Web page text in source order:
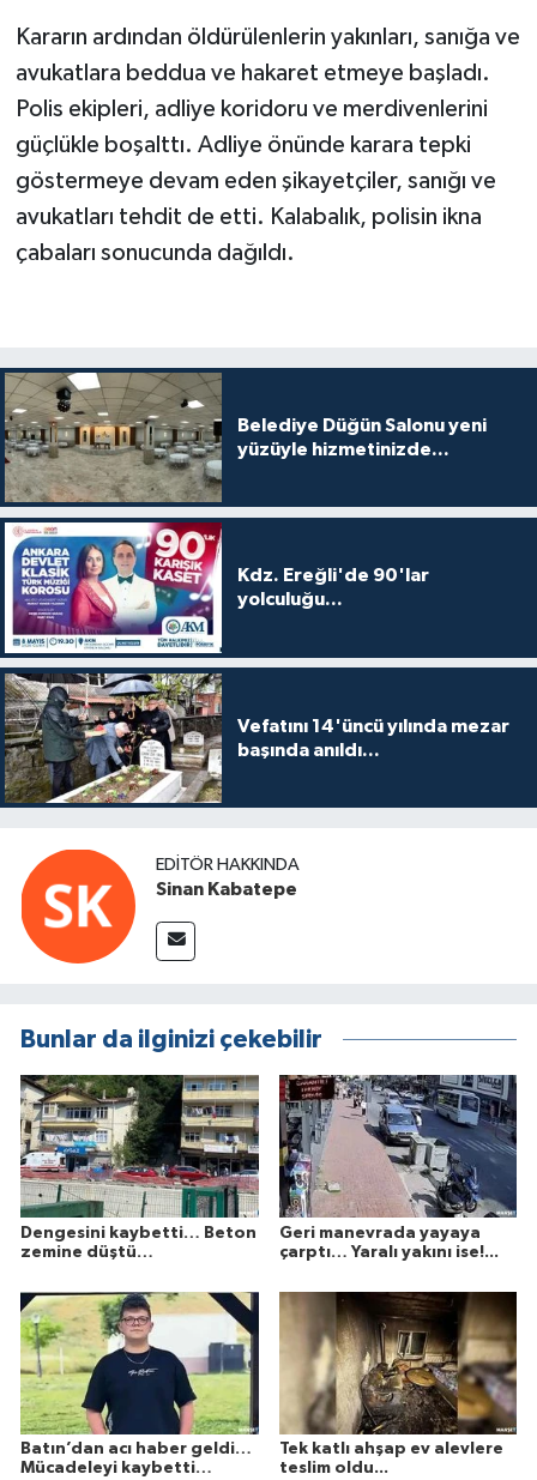
Kararın ardından öldürülenlerin yakınları, sanığa ve
avukatlara beddua ve hakaret etmeye başladı.
Polis ekipleri, adliye koridoru ve merdivenlerini
güçlükle boşalttı. Adliye önünde karara tepki
göstermeye devam eden şikayetçiler, sanığı ve
avukatları tehdit de etti. Kalabalık, polisin ikna
çabaları sonucunda dağıldı.
Belediye Düğün Salonu yeni
yüzüyle hizmetinizde...
Kdz. Ereğli'de 90'lar
yolculuğu...
Vefatını 14'üncü yılında mezar
başında anıldı...
EDITÖR HAKKINDA
Sinan Kabatepe
Bunlar da ilginizi çekebilir
Dengesini kaybetti… Beton
zemine düştü…
Geri manevrada yayaya
çarptı… Yaralı yakını ise!...
Batın’dan acı haber geldi…
Mücadeleyi kaybetti…
Tek katlı ahşap ev alevlere
teslim oldu...